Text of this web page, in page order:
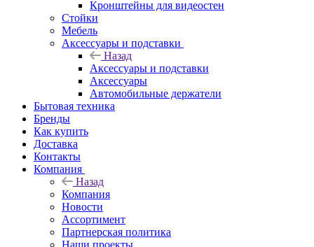
Кронштейны для видеостен
Стойки
Мебель
Аксессуары и подставки
Назад
Аксессуары и подставки
Аксессуары
Автомобильные держатели
Бытовая техника
Бренды
Как купить
Доставка
Контакты
Компания
Назад
Компания
Новости
Ассортимент
Партнерская политика
Наши проекты